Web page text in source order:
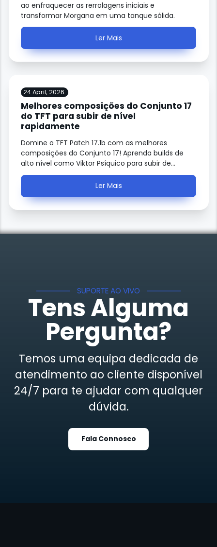
ao enfraquecer as rerrolagens iniciais e
transformar Morgana em uma tanque sólida.
Ler Mais
24 April, 2026
Melhores composições do Conjunto 17
do TFT para subir de nível
rapidamente
Domine o TFT Patch 17.1b com as melhores
composições do Conjunto 17! Aprenda builds de
alto nível como Viktor Psíquico para subir de
ranque rapidamente.
Ler Mais
SUPORTE AO VIVO
Tens Alguma
Pergunta?
Temos uma equipa dedicada de
atendimento ao cliente disponível
24/7 para te ajudar com qualquer
dúvida.
Fala Connosco